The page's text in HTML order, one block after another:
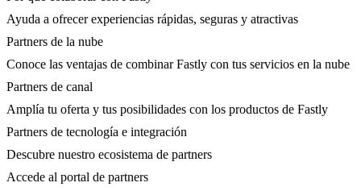
Ayuda a ofrecer experiencias rápidas, seguras y atractivas
Partners de la nube
Conoce las ventajas de combinar Fastly con tus servicios en la nube
Partners de canal
Amplía tu oferta y tus posibilidades con los productos de Fastly
Partners de tecnología e integración
Descubre nuestro ecosistema de partners
Accede al portal de partners